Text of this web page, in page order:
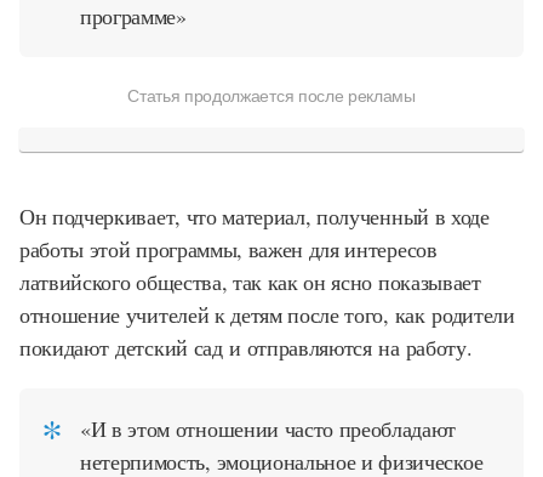
программе»
Статья продолжается после рекламы
Он подчеркивает, что материал, полученный в ходе
работы этой программы, важен для интересов
латвийского общества, так как он ясно показывает
отношение учителей к детям после того, как родители
покидают детский сад и отправляются на работу.
«И в этом отношении часто преобладают
нетерпимость, эмоциональное и физическое